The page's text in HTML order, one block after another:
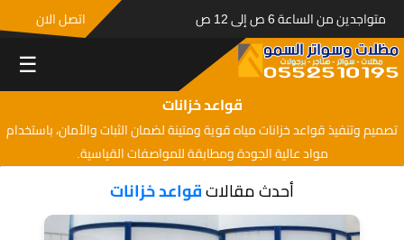
متواجدين من الساعة 6 ص إلى 12 ص اتصل الان
☰
قواعد خزانات
تصميم وتنفيذ قواعد خزانات مياه قوية ومتينة لضمان الثبات والأمان، باستخدام
مواد عالية الجودة ومطابقة للمواصفات القياسية.
أحدث مقالاتقواعد خزانات